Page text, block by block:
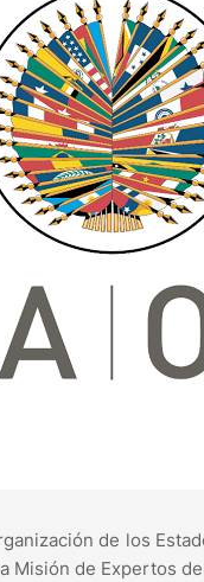
de los
Misión de Expertos